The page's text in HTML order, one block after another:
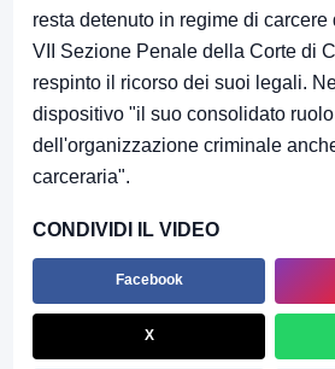
resta detenuto in regime di
VII Sezione Penale della Corte di
respinto il ricorso dei suoi legali.
dispositivo "il suo consolidato
dell'organizzazione criminale
carceraria".
CONDIVIDI IL VIDEO
Facebook
X